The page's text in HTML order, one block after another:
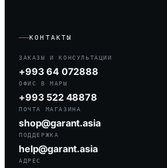
КОНТАКТЫ
ЗАКАЗЫ И КОНСУЛЬТАЦИИ
+993 64 072888
ОФИС В МАРЫ
+993 522 48878
ПОЧТА МАГАЗИНА
shop@garant.asia
ПОДДЕРЖКА
help@garant.asia
АДРЕС